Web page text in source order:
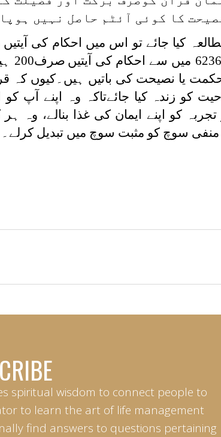
کا کوئی آئٹم حاصل نہیں
کیا جائے تو اس میں احکام کی
یا نصیحت کی باتیں ہیں۔کیوں کہ
کو زندہ کیا جائےتاکہ وہ اپنے آپ
کو اپنے ایمان کی غذا بنالے، وہ
سوچ کو مثبت سوچ میں تبدیل کرلے۔
spiritual wisdom to connect people to
to learn the art of life management
find answers to questions pertaining